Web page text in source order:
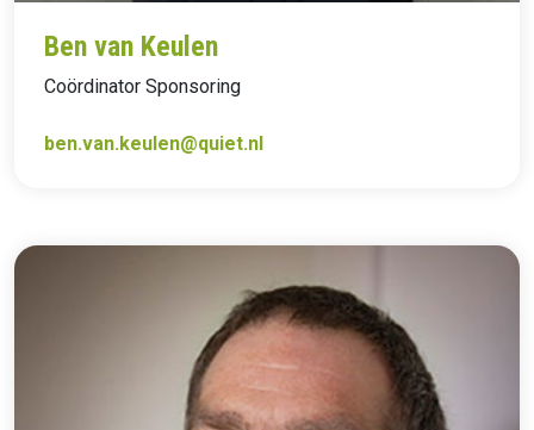
Ben van Keulen
Coördinator Sponsoring
ben.van.keulen@quiet.nl